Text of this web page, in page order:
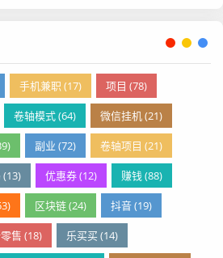
手机兼职 (17) 项目 (78)
卷轴模式 (64) 微信挂机 (21)
副业 (72) 卷轴项目 (21)
(13) 优惠券 (12) 赚钱 (88)
区块链 (24) 抖音 (19)
售 (18) 乐买买 (14)